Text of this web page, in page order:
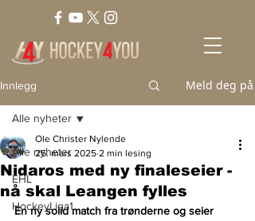
Innlegg Meld deg på
Alle nyheter
EHL
HockeyLiga1
Alle nyheter
Nidaros med ny finaleseier -
nå skal Leangen fylles
Ole Christer Nylende
25. mars 2025 2 min lesing
En ny solid match fra trønderne og seier